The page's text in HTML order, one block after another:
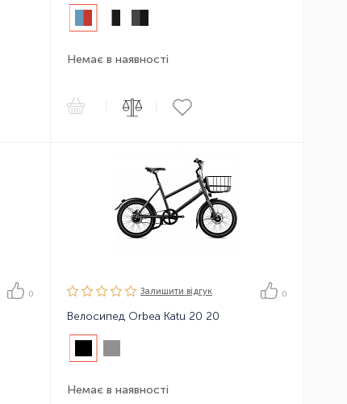
Немає в наявності
0 Залишити вiдгук 0
Велосипед Orbea Katu 20 20
Немає в наявності